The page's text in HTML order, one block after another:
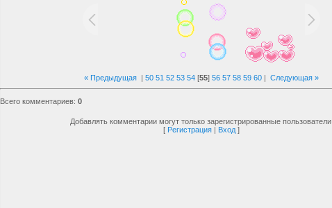
« Предыдущая | 50 51 52 53 54 [55] 56 57 58 59 60 | Следующая »
Всего комментариев: 0
Добавлять комментарии могут только зарегистрированные пользователи.
[ Регистрация | Вход ]